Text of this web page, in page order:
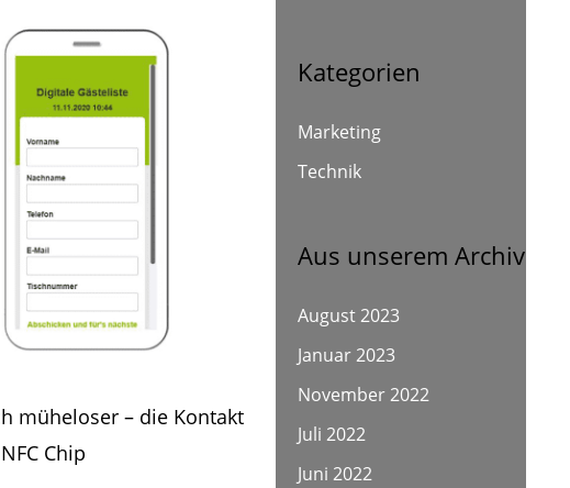
müheloser – die Kontakt
Chip
Kategorien
Marketing
Technik
Aus unserem Archiv
August 2023
Januar 2023
November 2022
Juli 2022
Juni 2022